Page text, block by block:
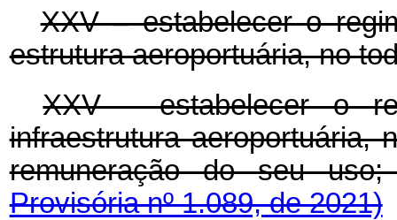
XXV – estabelecer o
estrutura aeroportuária, no
XXV - estabelecer o
infraestrutura aeroportuária,
remuneração do seu
Provisória nº 1.089, de 2021)